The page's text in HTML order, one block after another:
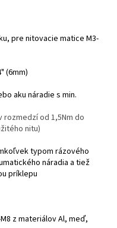
pre nitovacie matice M3-
(6mm)
aku náradie s min.
od 1,5Nm do
nitu)
typom rázového
náradia a tiež
príklepu
M8 z materiálov Al, meď,